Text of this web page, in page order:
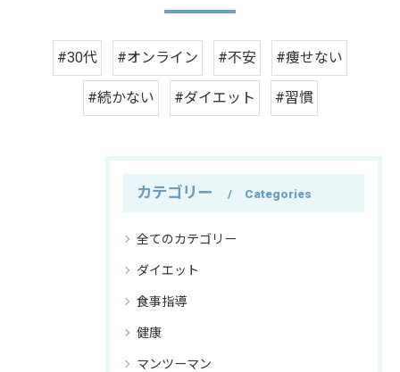
#30代 #オンライン #不安 #痩せない
#続かない #ダイエット #習慣
カテゴリー Categories
全てのカテゴリー
ダイエット
食事指導
健康
マンツーマン